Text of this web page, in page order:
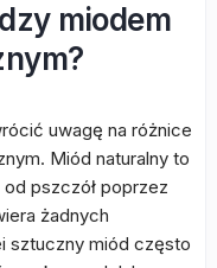
miodem
uwagę na różnice
Miód naturalny to
pszczół poprzez
żadnych
sztuczny miód często